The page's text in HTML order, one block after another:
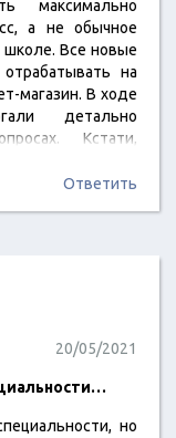
максимально
а не обычное
школе. Все новые
на
магазин. В ходе
детально
Кстати,
лекции в
Но для меня
Ответить
20/05/2021
но